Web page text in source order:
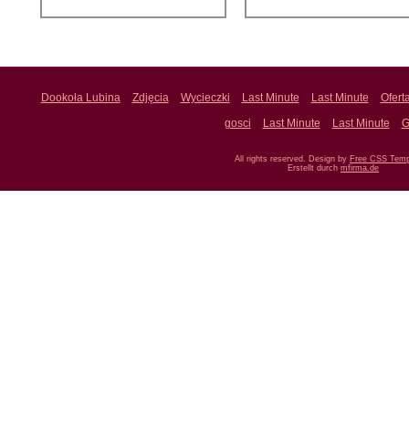
Dookoła Lubina Zdjęcia Wycieczki Last Minute Last Minute
gosci
Last Minute Last Minute
All rights reserved. Design by Free CSS
Erstellt durch mfirma.de